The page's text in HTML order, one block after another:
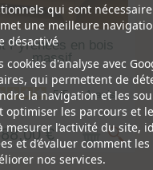
Pyrénées en bois
massif
5/5- 1avis
€
qui sont
une meilleure
désactivé
cookies d'analyse avec
qui permettent de
la navigation et les
optimiser les parcours et
l’activité du site,
et d’évaluer comment
nos services.